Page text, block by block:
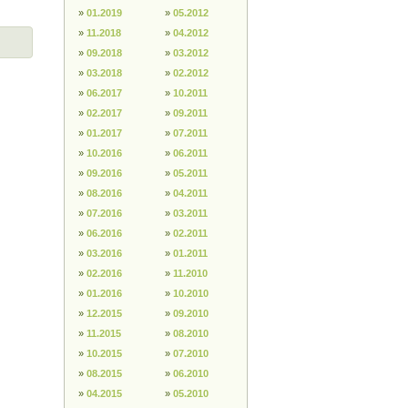
» 01.2019
» 11.2018
» 09.2018
» 03.2018
» 06.2017
» 02.2017
» 01.2017
» 10.2016
» 09.2016
» 08.2016
» 07.2016
» 06.2016
» 03.2016
» 02.2016
» 01.2016
» 12.2015
» 11.2015
» 10.2015
» 08.2015
» 04.2015
» 05.2012
» 04.2012
» 03.2012
» 02.2012
» 10.2011
» 09.2011
» 07.2011
» 06.2011
» 05.2011
» 04.2011
» 03.2011
» 02.2011
» 01.2011
» 11.2010
» 10.2010
» 09.2010
» 08.2010
» 07.2010
» 06.2010
» 05.2010